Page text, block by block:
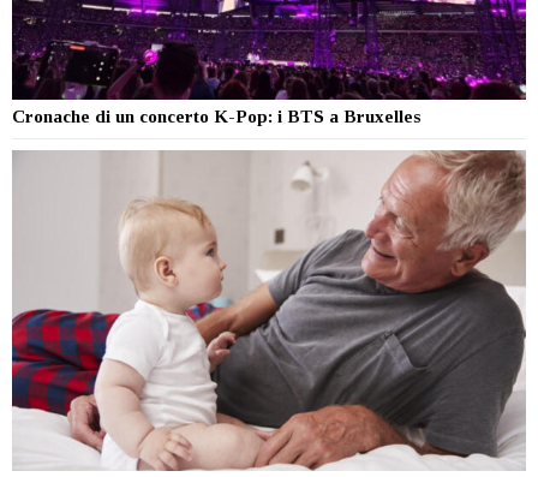
Cronache di un concerto K-Pop: i BTS a Bruxelles